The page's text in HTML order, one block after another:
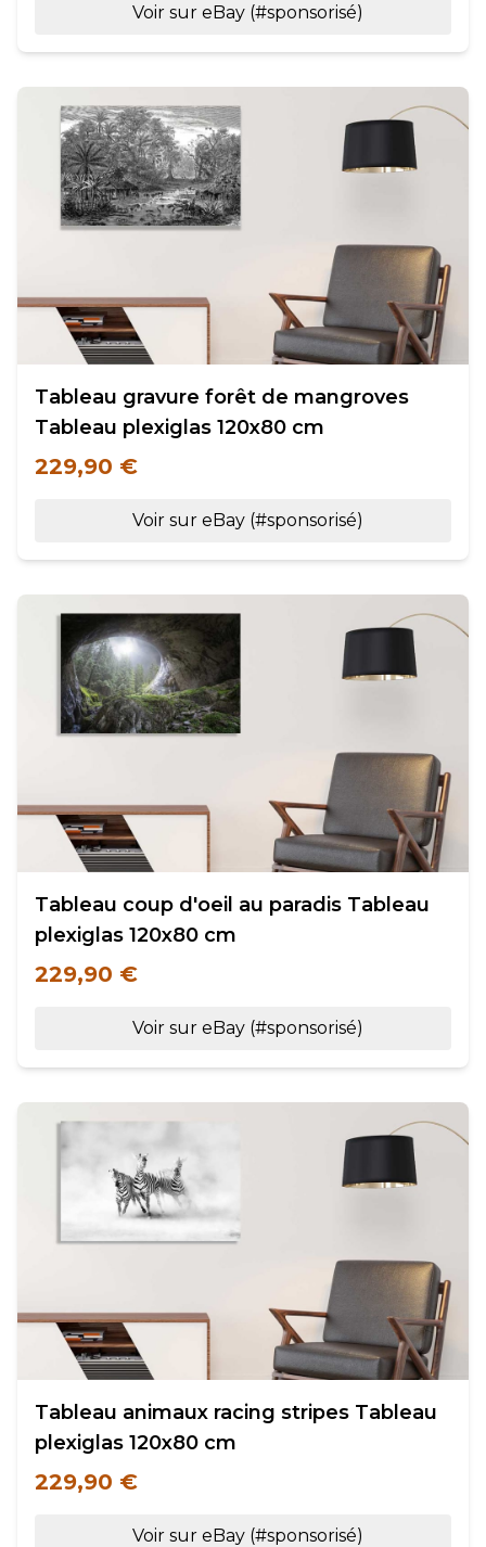
Voir sur eBay (#sponsorisé)
Tableau gravure forêt de mangroves
Tableau plexiglas 120x80 cm
229,90 €
Voir sur eBay (#sponsorisé)
Tableau coup d'oeil au paradis Tableau
plexiglas 120x80 cm
229,90 €
Voir sur eBay (#sponsorisé)
Tableau animaux racing stripes Tableau
plexiglas 120x80 cm
229,90 €
Voir sur eBay (#sponsorisé)